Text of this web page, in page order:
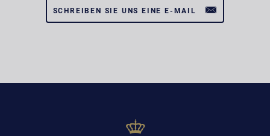
SCHREIBEN SIE UNS EINE E-MAIL